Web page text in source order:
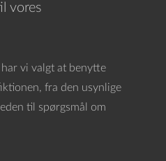
vores
vi valgt at benytte
fra den usynlige
til spørgsmål om